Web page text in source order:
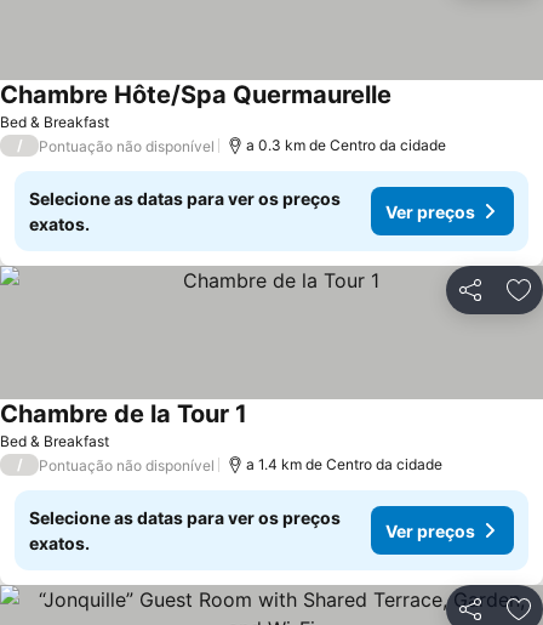
Bed & Breakfast
Chambre Hôte/Spa Quermaurelle
/ Pontuação não disponível a 0.3 km de Centro da cidade
Selecione as datas para ver os preços
exatos.
Ver preços
Partilhar
Bed & Breakfast
Chambre de la Tour 1
/ Pontuação não disponível a 1.4 km de Centro da cidade
Selecione as datas para ver os preços
exatos.
Ver preços
Partilhar